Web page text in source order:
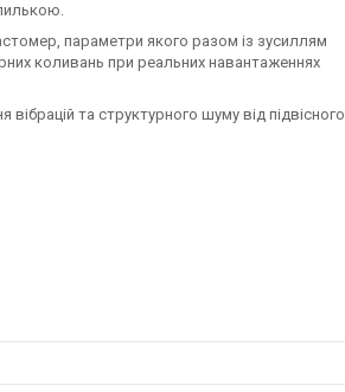
параметри якого разом із зусиллям
коливань при реальних навантаженнях
та структурного шуму від підвісного